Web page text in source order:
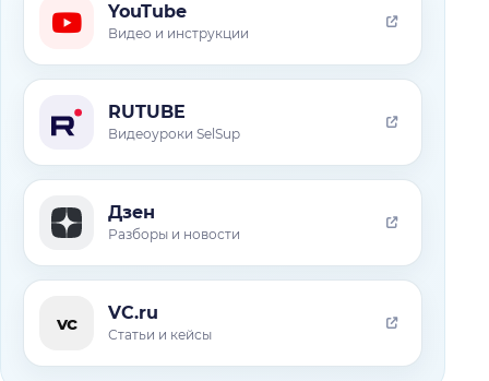
YouTube
Видео и инструкции
RUTUBE
Видеоуроки SelSup
Дзен
Разборы и новости
vc VC.ru
Статьи и кейсы